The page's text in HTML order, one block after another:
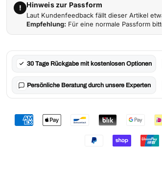
! Hinweis zur Passform
Laut Kundenfeedback fällt dieser Artikel
Empfehlung: Für eine normale Passform
30 Tage Rückgabe mit kostenlosen Optionen
Persönliche Beratung durch unsere Experten